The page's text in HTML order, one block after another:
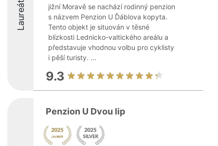
Laureáti
jižní Moravě se nachází rodinný penzion
s názvem Penzion U Ďáblova kopyta.
Tento objekt je situován v těsné
blízkosti Lednicko-valtického areálu a
představuje vhodnou volbu pro cyklisty
i pěší turisty. ...
9.3
Penzion U Dvou lip